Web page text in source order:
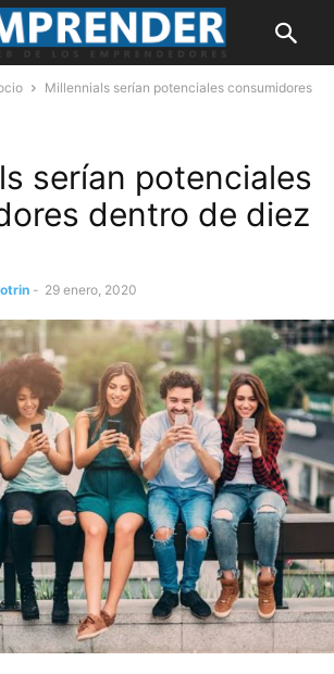
Millennials serían potenciales consumidores
serían potenciales
dentro de diez
- 29 enero, 2020